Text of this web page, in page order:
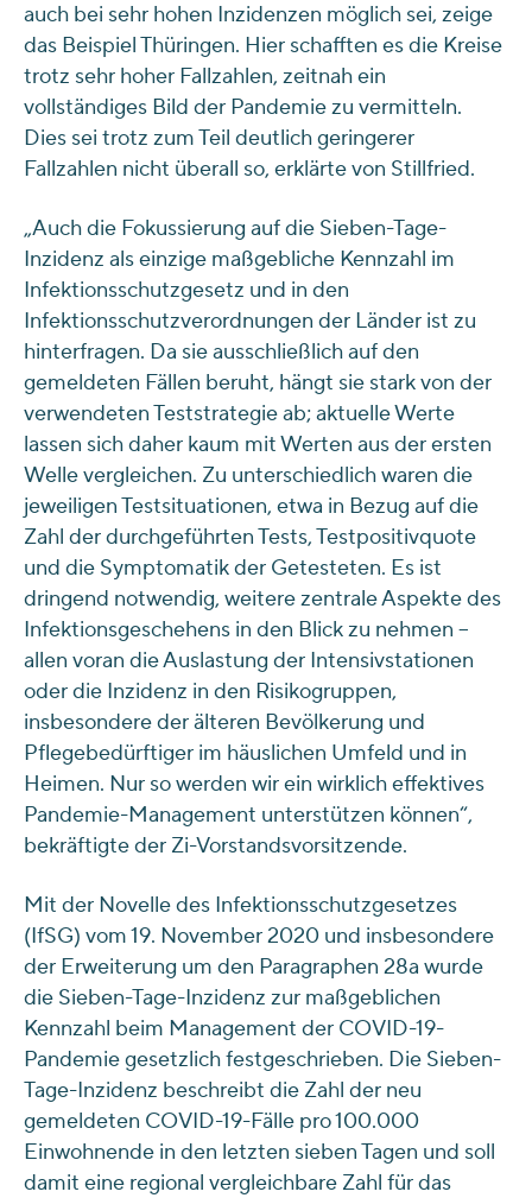
auch bei sehr hohen Inzidenzen möglich sei, zeige
das Beispiel Thüringen. Hier schafften es die Kreise
trotz sehr hoher Fallzahlen, zeitnah ein
vollständiges Bild der Pandemie zu vermitteln.
Dies sei trotz zum Teil deutlich geringerer
Fallzahlen nicht überall so, erklärte von Stillfried.
„Auch die Fokussierung auf die Sieben-Tage-
Inzidenz als einzige maßgebliche Kennzahl im
Infektionsschutzgesetz und in den
Infektionsschutzverordnungen der Länder ist zu
hinterfragen. Da sie ausschließlich auf den
gemeldeten Fällen beruht, hängt sie stark von der
verwendeten Teststrategie ab; aktuelle Werte
lassen sich daher kaum mit Werten aus der ersten
Welle vergleichen. Zu unterschiedlich waren die
jeweiligen Testsituationen, etwa in Bezug auf die
Zahl der durchgeführten Tests, Testpositivquote
und die Symptomatik der Getesteten. Es ist
dringend notwendig, weitere zentrale Aspekte des
Infektionsgeschehens in den Blick zu nehmen –
allen voran die Auslastung der Intensivstationen
oder die Inzidenz in den Risikogruppen,
insbesondere der älteren Bevölkerung und
Pflegebedürftiger im häuslichen Umfeld und in
Heimen. Nur so werden wir ein wirklich effektives
Pandemie-Management unterstützen können“,
bekräftigte der Zi-Vorstandsvorsitzende.
Mit der Novelle des Infektionsschutzgesetzes
(IfSG) vom 19. November 2020 und insbesondere
der Erweiterung um den Paragraphen 28a wurde
die Sieben-Tage-Inzidenz zur maßgeblichen
Kennzahl beim Management der COVID-19-
Pandemie gesetzlich festgeschrieben. Die Sieben-
Tage-Inzidenz beschreibt die Zahl der neu
gemeldeten COVID-19-Fälle pro 100.000
Einwohnende in den letzten sieben Tagen und soll
damit eine regional vergleichbare Zahl für das